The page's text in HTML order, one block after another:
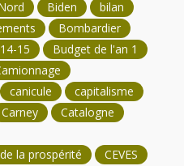
Biden
bilan
Bombardier
15
Budget de l'an 1
canicule
capitalisme
Carney
Catalogne
la prospérité
CEVES